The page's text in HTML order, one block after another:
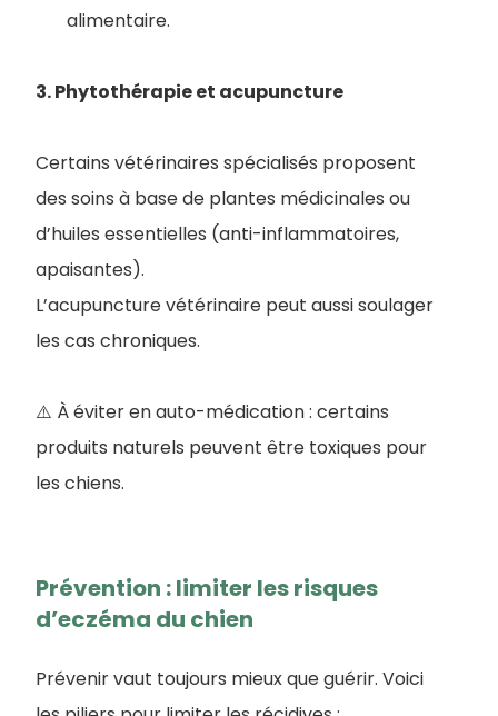
alimentaire.
3. Phytothérapie et acupuncture
Certains vétérinaires spécialisés proposent
des soins à base de plantes médicinales ou
d’huiles essentielles (anti-inflammatoires,
apaisantes).
L’acupuncture vétérinaire peut aussi soulager
les cas chroniques.
⚠️ À éviter en auto-médication : certains
produits naturels peuvent être toxiques pour
les chiens.
Prévention : limiter les risques
d’eczéma du chien
Prévenir vaut toujours mieux que guérir. Voici